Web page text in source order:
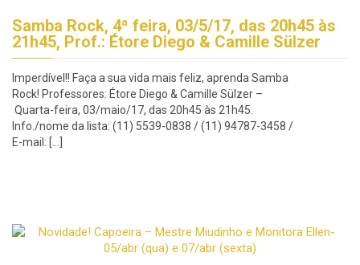
Samba Rock, 4ª feira, 03/5/17, das 20h45 às
21h45, Prof.: Étore Diego & Camille Sülzer
Imperdível!! Faça a sua vida mais feliz, aprenda Samba
Rock! Professores: Étore Diego & Camille Sülzer –
Quarta-feira, 03/maio/17, das 20h45 às 21h45.
Info./nome da lista: (11) 5539-0838 / (11) 94787-3458 /
E-mail: […]